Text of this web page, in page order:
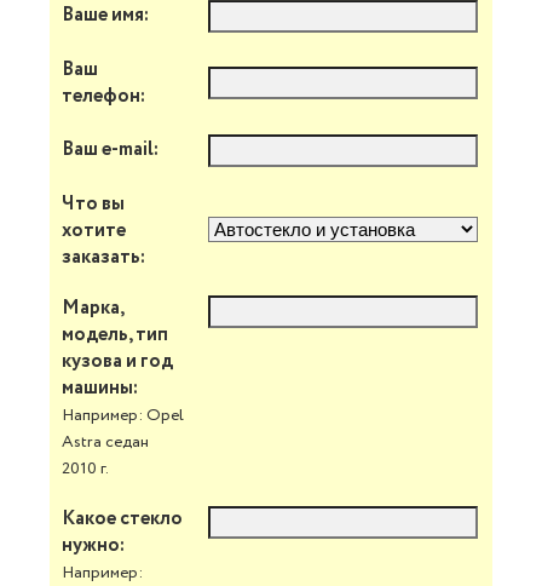
Ваше имя:
Ваш
телефон:
Ваш e-mail:
Что вы
хотите
заказать:
Марка,
модель, тип
кузова и год
машины:
Например: Opel
Astra седан
2010 г.
Какое стекло
нужно:
Например: